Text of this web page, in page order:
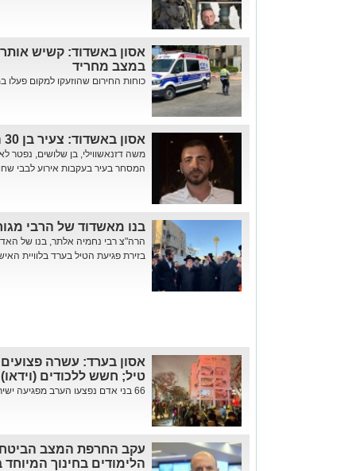
אסון באשדוד: קשיש
במצב מחריד
כוחות החירום שהוזעקו למקום
אסון באשדוד: צעיר בן 30 התמוטט ברחוב ונפטר
משה דזנאשווילי, בן שלושים, נפטר
המסחר בעיר בעקבות אירוע לבבי
בנו מאשדוד של הרבי
הרה"צ רבי נחמיה אלתר, בנו של
בזירת פגיעת הטיל בערד בלוויית
אסון בערד: עשרה
טיל; חשש ללכודים (וידאו)
66 בני אדם נפצעו הערב מפגיעה ישירה של טיל איראני בערד, לאחר ...
עקב החרפת המצב
הלימודים בחינוך